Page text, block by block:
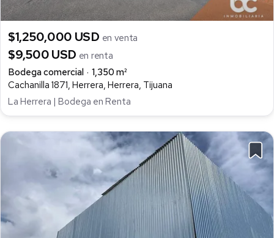
$1,250,000 USD en venta
$9,500 USD en renta
Bodega comercial
1,350 m²
Cachanilla 1871, Herrera, Herrera, Tijuana
La Herrera | Bodega en Renta